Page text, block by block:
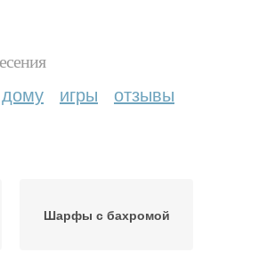
игры отзывы
Шарфы с бахромой